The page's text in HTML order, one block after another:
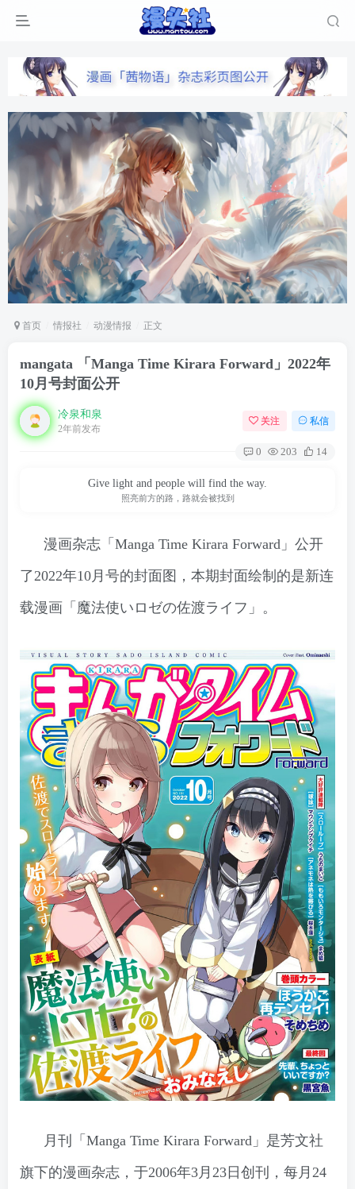
首页 情报社 动漫情报 正文
mangata 「Manga Time Kirara Forward」2022年
10月号封面公开
冷泉和泉
2年前发布
关注 私信
0 203 14
Give light and people will find the way.
照亮前方的路，路就会被找到
漫画杂志「Manga Time Kirara Forward」公开
了2022年10月号的封面图，本期封面绘制的是新连
载漫画「魔法使いロゼの佐渡ライフ」。
月刊「Manga Time Kirara Forward」是芳文社
旗下的漫画杂志，于2006年3月23日创刊，每月24